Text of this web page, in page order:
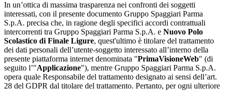
In un’ottica di massima trasparenza nei confronti dei soggetti
interessati, con il presente documento Gruppo Spaggiari Parma
S.p.A. precisa che, in ragione degli specifici accordi contrattuali
intercorrenti tra Gruppo Spaggiari Parma S.p.A. e Nuovo Polo
Scolastico di Finale Ligure, quest'ultimo è titolare del trattamento
dei dati personali dell’utente-soggetto interessato all’interno della
presente piattaforma internet denominata "PrimaVisioneWeb" (di
seguito l’"Applicazione"), mentre Gruppo Spaggiari Parma S.p.A.
opera quale Responsabile del trattamento designato ai sensi dell’art.
28 del GDPR dal titolare del trattamento. Pertanto, per ogni ulteriore